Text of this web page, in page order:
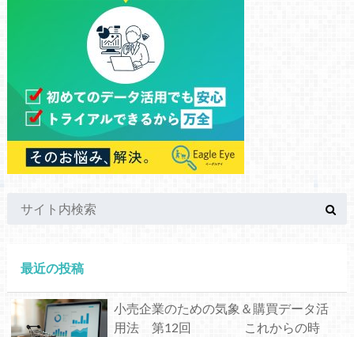
最近の投稿
小売企業のための気象＆購買データ活
用法 第12回 これからの時